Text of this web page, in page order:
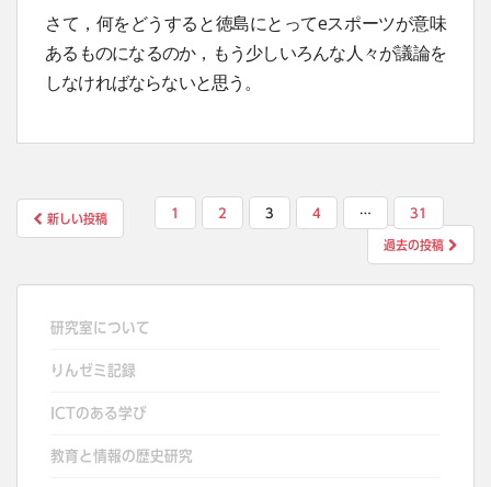
さて，何をどうすると徳島にとってeスポーツが意味
あるものになるのか，もう少しいろんな人々が議論を
しなければならないと思う。
投
稿
新しい投稿 1 2 3 4 … 31
過去の投稿
研究室について
りんゼミ記録
ICTのある学び
教育と情報の歴史研究